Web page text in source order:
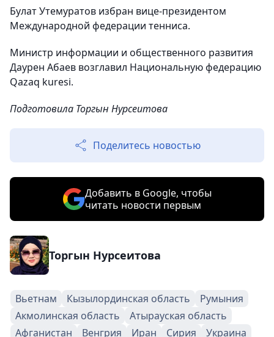
Булат Утемуратов избран вице-президентом
Международной федерации тенниса.
Министр информации и общественного развития
Даурен Абаев возглавил Национальную федерацию
Qazaq kuresi.
Подготовила Торгын Нурсеитова
Поделитесь новостью
Добавить в Google, чтобы
читать новости первым
Торгын Нурсеитова
Вьетнам Кызылординская область
Румыния
Акмолинская область
Атырауская область
Афганистан
Венгрия Иран Сирия
Украина